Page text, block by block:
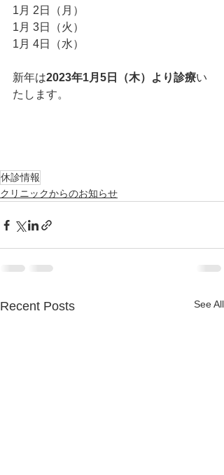
1月 2日（月）
1月 3日（火）
1月 4日（水）
新年は2023年1月5日（木）より診療い
たします。
休診情報
クリニックからのお知らせ
Recent Posts See All